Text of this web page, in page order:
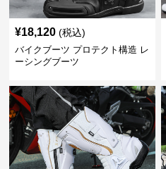
¥18,120 (税込)
バイクブーツ プロテクト構造 レ
ーシングブーツ